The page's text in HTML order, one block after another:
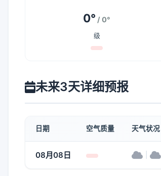
0° / 0°
级
未来3天详细预报
日期 空气质量 天气状况
08月08日